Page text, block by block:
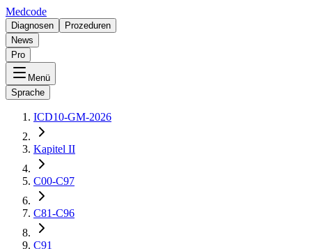
Medcode
Diagnosen
Prozeduren
News
Pro
Menü
Sprache
ICD10-GM-2026
Kapitel II
C00-C97
C81-C96
C91